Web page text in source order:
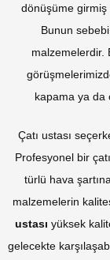
dönüşüme girmiş
Bunun
malzemelerdir.
kapama ya da
Çatı ustası
Profesyonel bir
türlü hava
malzemelerin
ustası yüksek
gelecekte